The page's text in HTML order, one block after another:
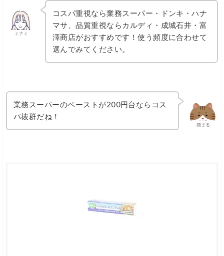
ミナミ
コスパ重視なら業務スーパー・ドンキ・ハナ
マサ、品質重視ならカルディ・成城石井・富
澤商店がおすすめです！使う頻度に合わせて
選んでみてください。
猫まる
業務スーパーのペーストが200円台ならコス
パ抜群だね！